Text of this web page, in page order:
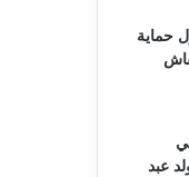
حماية
عبد